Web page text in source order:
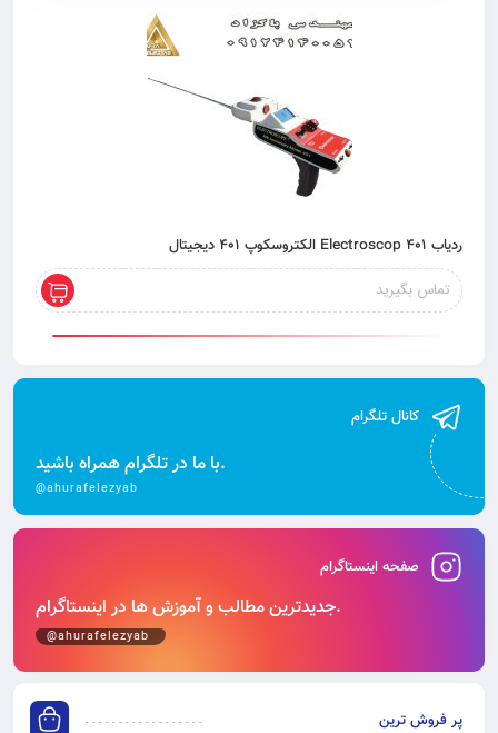
ردیاب 401 Electroscop الکتروسکوپ 401 دیجیتال
تماس بگیرید
کانال تلگرام
با ما در تلگرام همراه باشید.
@ahurafelezyab
صفحه اینستاگرام
جدیدترین مطالب و آموزش‌ ها در اینستاگرام.
@ahurafelezyab
پر فروش ترین